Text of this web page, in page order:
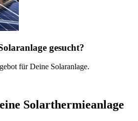
gesucht?
für Deine Solaranlage.
Solarthermieanlage